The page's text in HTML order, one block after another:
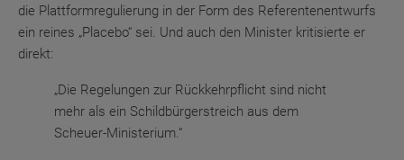
die Plattformregulierung in der Form des Referentenentwurfs
ein reines „Placebo“ sei. Und auch den Minister kritisierte er
direkt:
„Die Regelungen zur Rückkehrpflicht sind nicht
mehr als ein Schildbürgerstreich aus dem
Scheuer-Ministerium.“